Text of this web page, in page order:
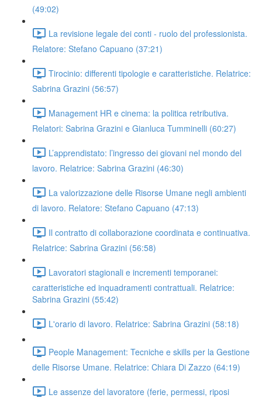
(49:02)
La revisione legale dei conti - ruolo del professionista.
Relatore: Stefano Capuano (37:21)
Tirocinio: differenti tipologie e caratteristiche. Relatrice:
Sabrina Grazini (56:57)
Management HR e cinema: la politica retributiva.
Relatori: Sabrina Grazini e Gianluca Tumminelli (60:27)
L’apprendistato: l’ingresso dei giovani nel mondo del
lavoro. Relatrice: Sabrina Grazini (46:30)
La valorizzazione delle Risorse Umane negli ambienti
di lavoro. Relatore: Stefano Capuano (47:13)
Il contratto di collaborazione coordinata e continuativa.
Relatrice: Sabrina Grazini (56:58)
Lavoratori stagionali e incrementi temporanei:
caratteristiche ed inquadramenti contrattuali. Relatrice:
Sabrina Grazini (55:42)
L'orario di lavoro. Relatrice: Sabrina Grazini (58:18)
People Management: Tecniche e skills per la Gestione
delle Risorse Umane. Relatrice: Chiara Di Zazzo (64:19)
Le assenze del lavoratore (ferie, permessi, riposi